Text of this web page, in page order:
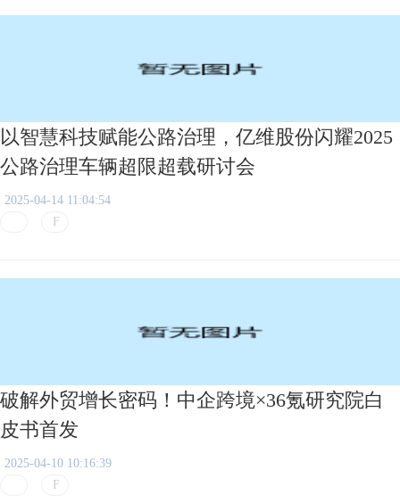
以智慧科技赋能公路治理，亿维股份闪耀2025
公路治理车辆超限超载研讨会
2025-04-14 11:04:54
破解外贸增长密码！中企跨境×36氪研究院白
皮书首发
2025-04-10 10:16:39